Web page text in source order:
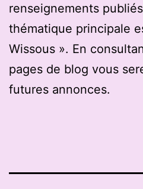
renseignements
thématique principale
Wissous ». En
pages de blog vous
futures annonces.